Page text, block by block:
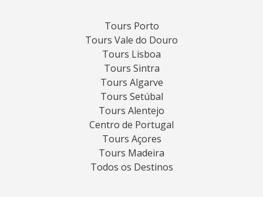
Tours Porto
Tours Vale do Douro
Tours Lisboa
Tours Sintra
Tours Algarve
Tours Setúbal
Tours Alentejo
Centro de Portugal
Tours Açores
Tours Madeira
Todos os Destinos